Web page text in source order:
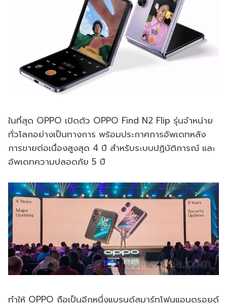
ในที่สุด OPPO เปิดตัว OPPO Find N2 Flip รุ่นจำหน่าย
ทั่วโลกอย่างเป็นทางการ พร้อมประกาศการอัพเดทหลัง
การขายต่อเนื่องสูงสุด 4 ปี สำหรับระบบปฏิบัติการณ์ และ
อัพเดทความปลอดภัย 5 ปี
ทำให้ OPPO ถือเป็นอีกหนึ่งแบรนด์สมาร์ทโฟนแอนดรอยด์